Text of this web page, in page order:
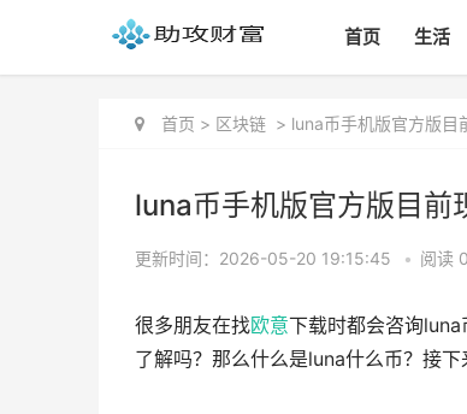
首页 生活
首页 > 区块链 > luna币手机版官方版目
luna币手机版官方版目前
更新时间：2026-05-20 19:15:45 • 阅读 0
很多朋友在找欧意下载时都会咨询
了解吗？那么什么是luna什么币？接下